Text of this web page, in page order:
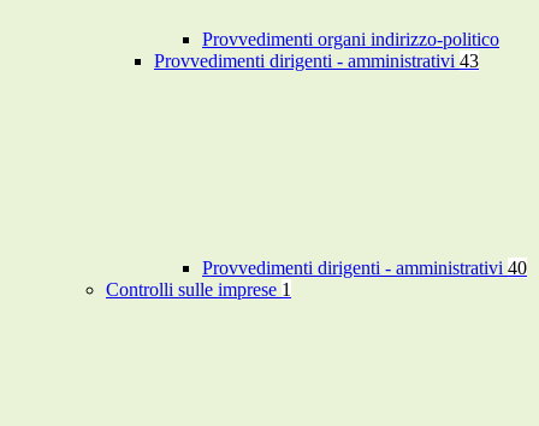
Provvedimenti organi indirizzo-politico
Provvedimenti dirigenti - amministrativi 43
Provvedimenti dirigenti - amministrativi 40
Controlli sulle imprese 1